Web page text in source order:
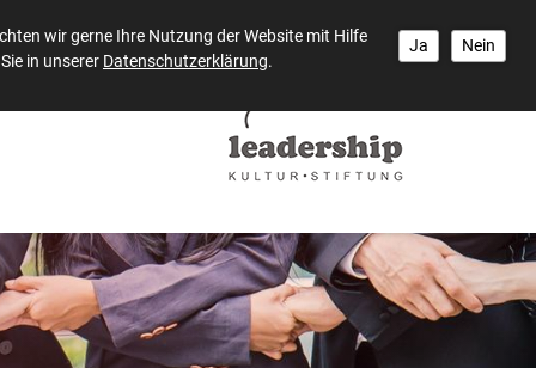
Nein
Ja
wir gerne Ihre Nutzung der Website mit Hilfe
in unserer Datenschutzerklärung.